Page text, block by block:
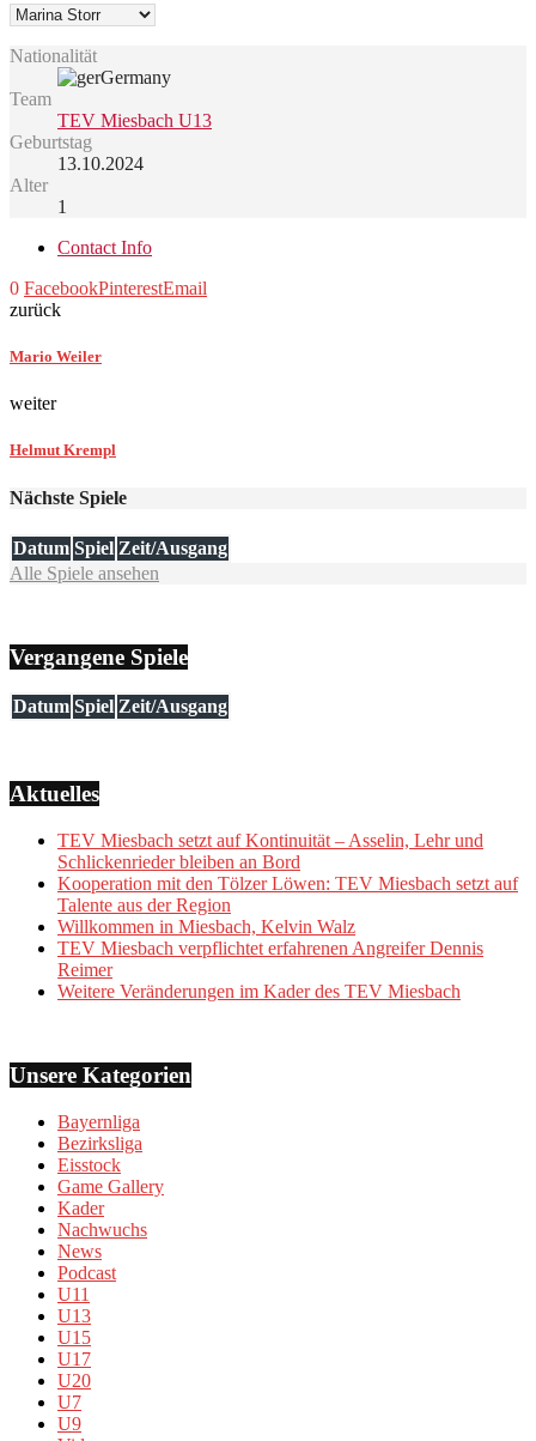
Nationalität
Germany
Team
TEV Miesbach U13
Geburtstag
13.10.2024
Alter
1
Contact Info
0 FacebookPinterestEmail
zurück
Mario Weiler
weiter
Helmut Krempl
Nächste Spiele
Datum Spiel Zeit/Ausgang
Alle Spiele ansehen
Vergangene Spiele
Datum Spiel Zeit/Ausgang
Aktuelles
TEV Miesbach setzt auf Kontinuität – Asselin, Lehr und
Schlickenrieder bleiben an Bord
Kooperation mit den Tölzer Löwen: TEV Miesbach setzt auf
Talente aus der Region
Willkommen in Miesbach, Kelvin Walz
TEV Miesbach verpflichtet erfahrenen Angreifer Dennis
Reimer
Weitere Veränderungen im Kader des TEV Miesbach
Unsere Kategorien
Bayernliga
Bezirksliga
Eisstock
Game Gallery
Kader
Nachwuchs
News
Podcast
U11
U13
U15
U17
U20
U7
U9